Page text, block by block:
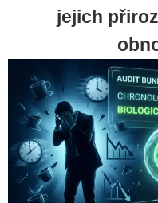
jejich